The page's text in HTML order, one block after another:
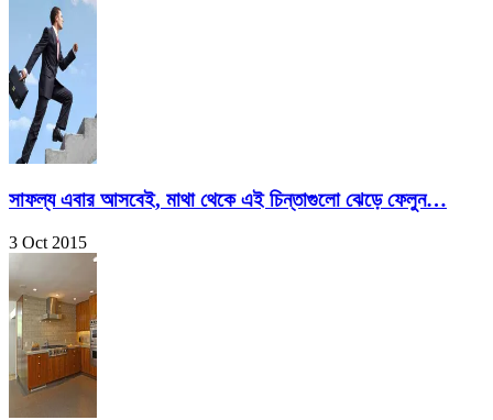
সাফল্য এবার আসবেই, মাথা থেকে এই চিন্তাগুলো ঝেড়ে ফেলুন…
3 Oct 2015